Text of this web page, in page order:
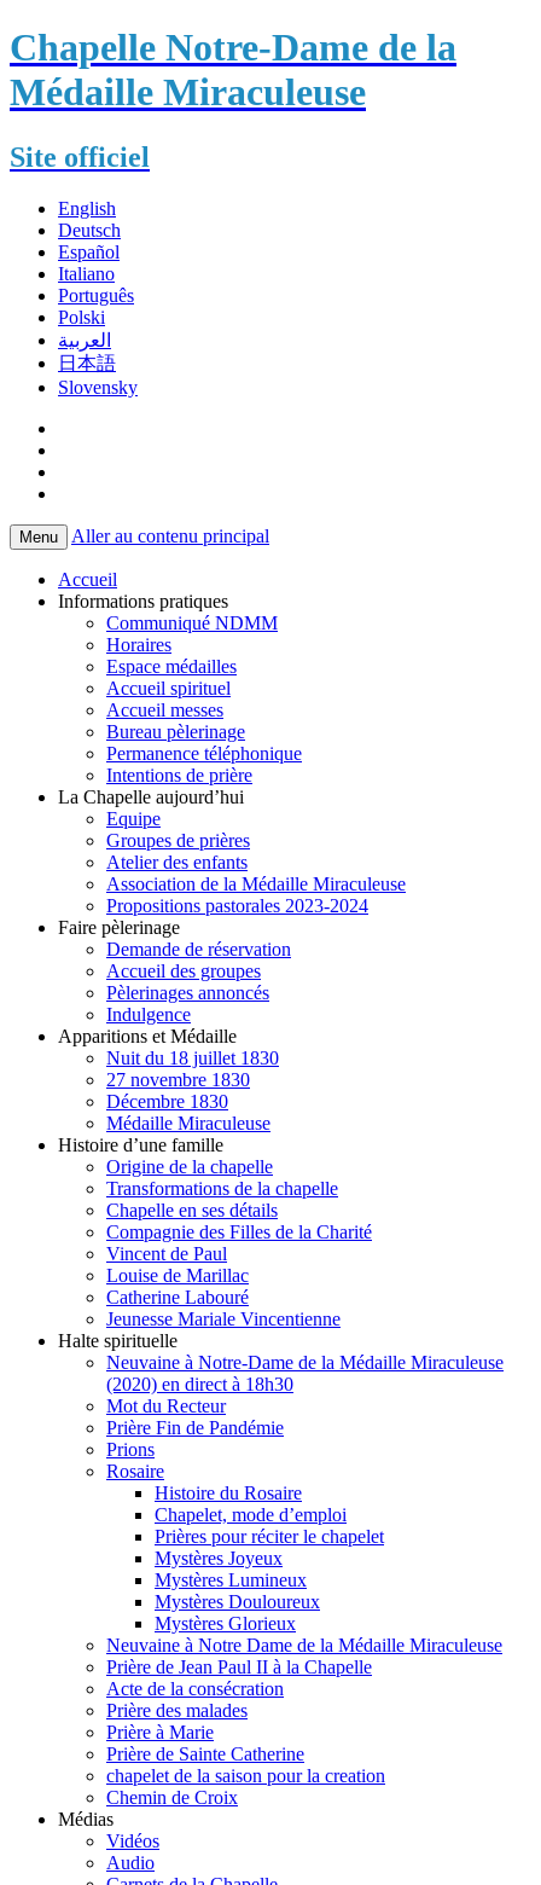
Chapelle Notre-Dame de la
Médaille Miraculeuse
Site officiel
English
Deutsch
Español
Italiano
Português
Polski
العربية
日本語
Slovensky
Menu Aller au contenu principal
Accueil
Informations pratiques
Communiqué NDMM
Horaires
Espace médailles
Accueil spirituel
Accueil messes
Bureau pèlerinage
Permanence téléphonique
Intentions de prière
La Chapelle aujourd’hui
Equipe
Groupes de prières
Atelier des enfants
Association de la Médaille Miraculeuse
Propositions pastorales 2023-2024
Faire pèlerinage
Demande de réservation
Accueil des groupes
Pèlerinages annoncés
Indulgence
Apparitions et Médaille
Nuit du 18 juillet 1830
27 novembre 1830
Décembre 1830
Médaille Miraculeuse
Histoire d’une famille
Origine de la chapelle
Transformations de la chapelle
Chapelle en ses détails
Compagnie des Filles de la Charité
Vincent de Paul
Louise de Marillac
Catherine Labouré
Jeunesse Mariale Vincentienne
Halte spirituelle
Neuvaine à Notre-Dame de la Médaille Miraculeuse
(2020) en direct à 18h30
Mot du Recteur
Prière Fin de Pandémie
Prions
Rosaire
Histoire du Rosaire
Chapelet, mode d’emploi
Prières pour réciter le chapelet
Mystères Joyeux
Mystères Lumineux
Mystères Douloureux
Mystères Glorieux
Neuvaine à Notre Dame de la Médaille Miraculeuse
Prière de Jean Paul II à la Chapelle
Acte de la consécration
Prière des malades
Prière à Marie
Prière de Sainte Catherine
chapelet de la saison pour la creation
Chemin de Croix
Médias
Vidéos
Audio